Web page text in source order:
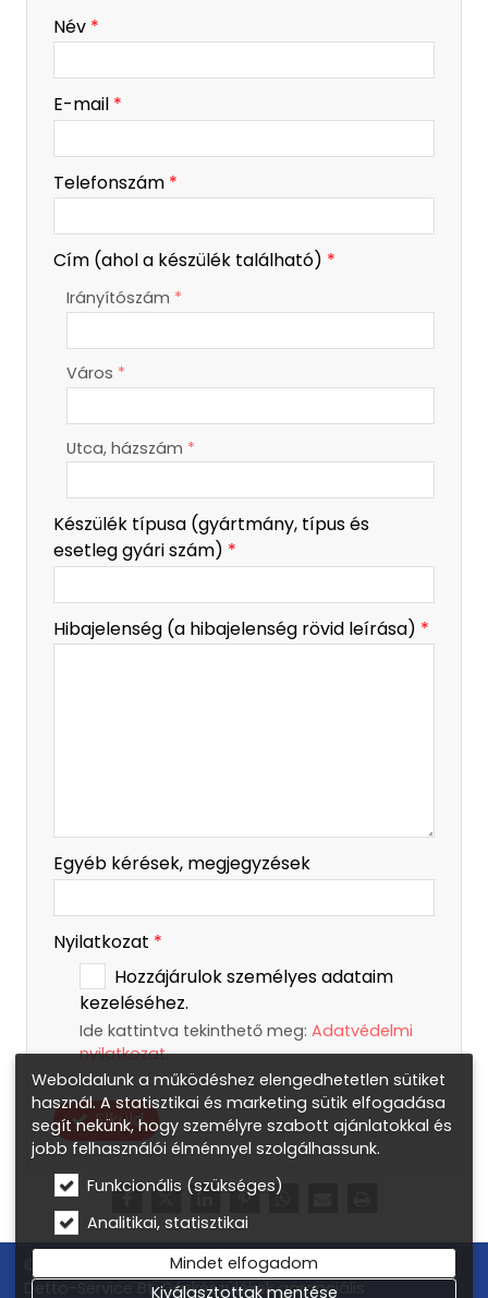
-
-
-
-
Név *
E-mail *
Telefonszám *
Cím (ahol a készülék található) *
Irányítószám *
Város *
Utca, házszám *
Készülék típusa (gyártmány, típus és
esetleg gyári szám) *
Hibajelenség (a hibajelenség rövid leírása) *
Egyéb kérések, megjegyzések
Nyilatkozat *
Hozzájárulok személyes adataim
kezeléséhez.
Ide kattintva tekinthető meg: Adatvédelmi
nyilatkozat.
Elküld
© 2026 Gázkazán csere, gázkészülék márkaszerviz –
Detto-Service Bt. Gázkészülékek garanciális
Weboldalunk a működéshez elengedhetetlen sütiket
használ. A statisztikai és marketing sütik elfogadása
segít nekünk, hogy személyre szabott ajánlatokkal és
jobb felhasználói élménnyel szolgálhassunk.
Funkcionális (szükséges)
Analitikai, statisztikai
Mindet elfogadom
Kiválasztottak mentése